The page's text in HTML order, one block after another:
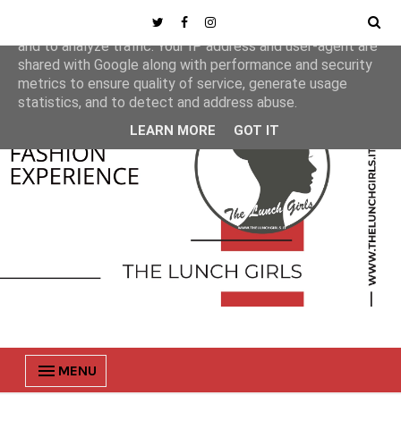
MENU
This site uses cookies from Google to deliver its services
and to analyze traffic. Your IP address and user-agent are
shared with Google along with performance and security
metrics to ensure quality of service, generate usage
statistics, and to detect and address abuse.
LEARN MORE GOT IT